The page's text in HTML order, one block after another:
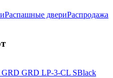
Распашные двериРаспродажа
GRD LP-3-CL SBlack